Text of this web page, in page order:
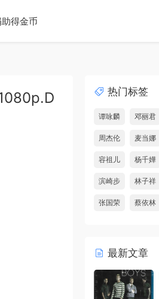
得金币
热门标签
谭咏麟 邓丽君
周杰伦 麦当娜
容祖儿 杨千嬅
滨崎步 林子祥
张国荣 蔡依林
最新文章